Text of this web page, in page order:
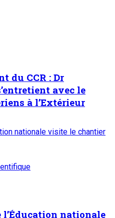
du CCR : Dr
avec le
à l’Extérieur
nationale visite le chantier
nationale